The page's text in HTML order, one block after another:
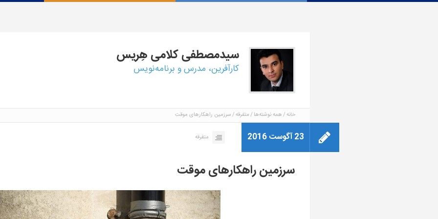
سیدمصطفیکلامی هِریس
کارآفرین، مدرس و برنامه‌نویس
خانه همه نوشته‌ها متفرقه سرزمین راهکارهای موقت
23 آگوست 2016 متفرقه
سرزمین راهکارهای موقت